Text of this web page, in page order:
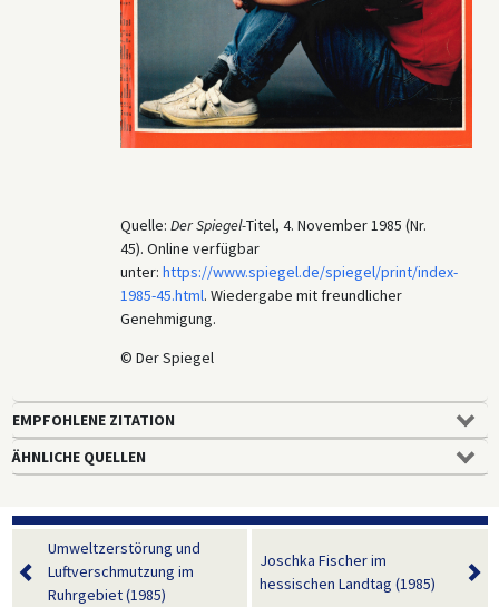
Quelle:Der Spiegel-Titel, 4. November 1985 (Nr.
45). Online verfügbar
unter:https://www.spiegel.de/spiegel/print/index-
1985-45.html. Wiedergabe mit freundlicher
Genehmigung.
© Der Spiegel
EMPFOHLENE ZITATION
ÄHNLICHE QUELLEN
Umweltzerstörung und
Luftverschmutzung im
Ruhrgebiet (1985)
Joschka Fischer im
hessischen Landtag (1985)